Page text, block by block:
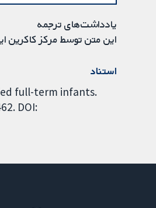
یادداشت‌های ترجمه
این متن توسط مرکز کاکرین
استناد
full-term infants.
DOI: